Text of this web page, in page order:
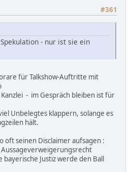
#361
- nur ist sie ein
für Talkshow-Auftritte mit
- im Gespräch bleiben ist für
Unbelegtes klappern, solange es
hält.
oft seinen Disclaimer aufsagen :
bayerische Justiz werde den Ball